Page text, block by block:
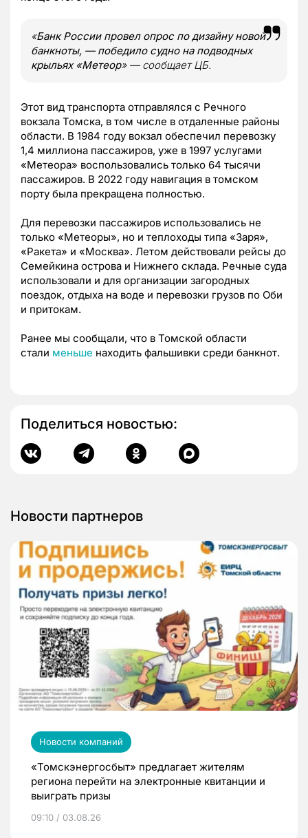
«Банк России провел опрос по дизайну новой
банкноты, — победило судно на подводных
крыльях «Метеор» — сообщает ЦБ.
Этот вид транспорта отправлялся с Речного
вокзала Томска, в том числе в отдаленные районы
области. В 1984 году вокзал обеспечил перевозку
1,4 миллиона пассажиров, уже в 1997 услугами
«Метеора» воспользовались только 64 тысячи
пассажиров. В 2022 году навигация в томском
порту была прекращена полностью.
Для перевозки пассажиров использовались не
только «Метеоры», но и теплоходы типа «Заря»,
«Ракета» и «Москва». Летом действовали рейсы до
Семейкина острова и Нижнего склада. Речные суда
использовали и для организации загородных
поездок, отдыха на воде и перевозки грузов по Оби
и притокам.
Ранее мы сообщали, что в Томской области
стали меньше находить фальшивки среди банкнот.
Поделиться новостью:
Новости партнеров
Новости компаний
«Томскэнергосбыт» предлагает жителям
региона перейти на электронные квитанции и
выиграть призы
09:10 / 03.08.26